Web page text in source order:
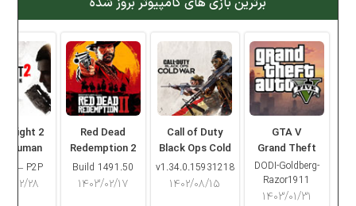
جهت دریافت آخرین اخبار و اطلاعات ما را در کانال رسمی دانلود در
بله دنبال کنید (ورود)
GTA V
Grand Theft
Auto V
DODI-Goldberg-
Razor1911
۱۴۰۳/۰۱/۳۱
Call of Duty
Black Ops Cold
War
v1.34.0.15931218
۱۴۰۲/۰۸/۱۵
Red Dead
Redemption 2
Build 1491.50
۱۴۰۳/۰۲/۱۷
Light 2
Human
– P2P
۱۴۰۳/